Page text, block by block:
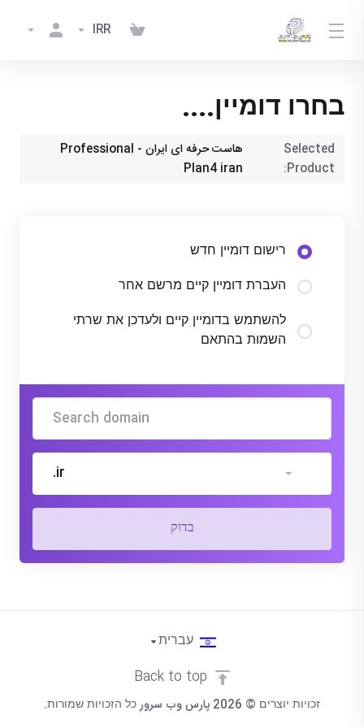
IRR
בחרו דומיין....
Selected
Product:
هاست حرفه ای ایران - Professional
Plan4 iran
רישום דומיין חדש
העברת דומיין קיים מרשם אחר
להשתמש בדומיין קיים ולעדכן את שרתי
השמות בהתאם
.ir
בדוק
זכויות יוצרים © 2026 پارس وب سرور כל הזכויות שמורות.
עברית
Back to top